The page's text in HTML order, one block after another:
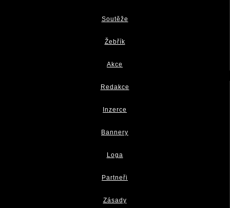
Soutěže
Žebřík
Akce
Redakce
Inzerce
Bannery
Loga
Partneři
Zásady